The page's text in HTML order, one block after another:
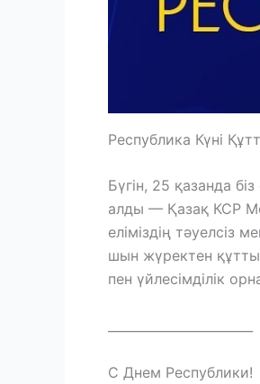
Республика Күні
Бүгін, 25 қазанда
алды — Қазақ КСР
еліміздің тәуелсіз
шын жүректен
пен үйлесімділік
С Днем Республики!